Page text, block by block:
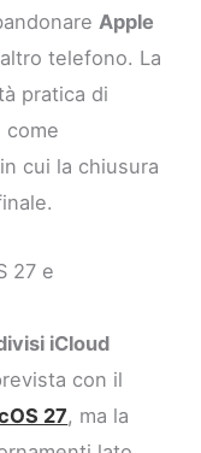
Apple
telefono. La
pratica di
come
cui la chiusura
27 e
iCloud
con il
27, ma la